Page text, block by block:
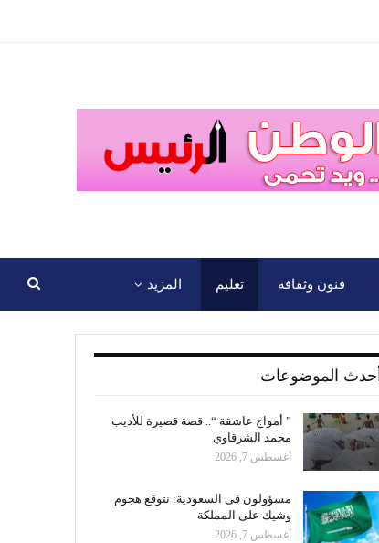
فنون وثقافة تعليم المزيد
أحدث الموضوعات
” أمواج عاشقة “.. قصة قصيرة للأديب
محمد الشرقاوي
أغسطس 7, 2026
مسؤولون فى السعودية: نتوقع هجوم
وشيك على المملكة
أغسطس 7, 2026